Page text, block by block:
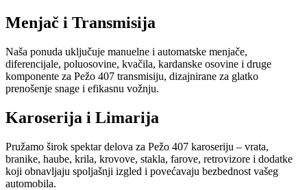
Menjač i Transmisija
Naša ponuda uključuje manuelne i automatske menjače,
diferencijale, poluosovine, kvačila, kardanske osovine i druge
komponente za Pežo 407 transmisiju, dizajnirane za glatko
prenošenje snage i efikasnu vožnju.
Karoserija i Limarija
Pružamo širok spektar delova za Pežo 407 karoseriju – vrata,
branike, haube, krila, krovove, stakla, farove, retrovizore i dodatke
koji obnavljaju spoljašnji izgled i povećavaju bezbednost vašeg
automobila.